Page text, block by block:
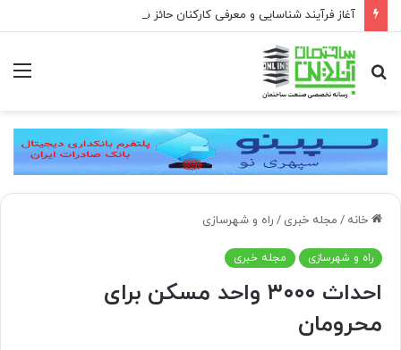
جستجو
برای
خانه / مجله خبری / راه و شهرسازی
راه و شهرسازی مجله خبری
احداث ۳۰۰۰ واحد مسکن برای
محرومان